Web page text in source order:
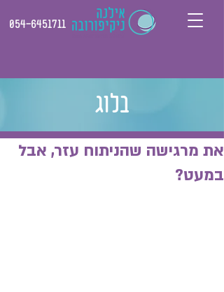
054-6451711
בלוג
את מרגישה שהניתוח עזר, אבל
במעט?